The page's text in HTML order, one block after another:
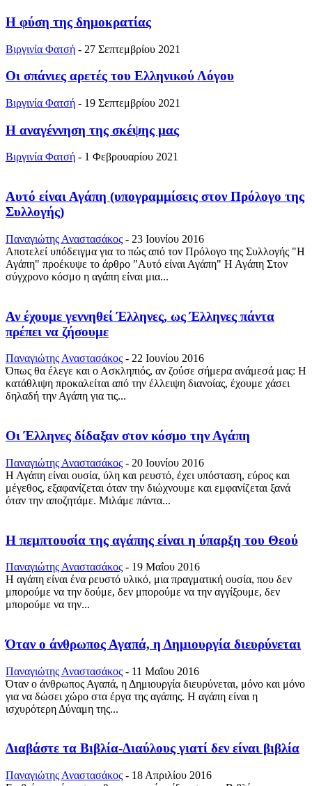
Η φύση της δημοκρατίας
Βιργινία Φατσή - 27 Σεπτεμβρίου 2021
Οι σπάνιες αρετές του Ελληνικού Λόγου
Βιργινία Φατσή - 19 Σεπτεμβρίου 2021
Η αναγέννηση της σκέψης μας
Βιργινία Φατσή - 1 Φεβρουαρίου 2021
Αυτό είναι Αγάπη (υπογραμμίσεις στον Πρόλογο της
Συλλογής)
Παναγιώτης Αναστασάκος - 23 Ιουνίου 2016
Αποτελεί υπόδειγμα για το πώς από τον Πρόλογο της Συλλογής "Η
Αγάπη" προέκυψε το άρθρο "Αυτό είναι Αγάπη" Η Αγάπη Στον
σύγχρονο κόσμο η αγάπη είναι μια...
Αν έχουμε γεννηθεί Έλληνες, ως Έλληνες πάντα
πρέπει να ζήσουμε
Παναγιώτης Αναστασάκος - 22 Ιουνίου 2016
Όπως θα έλεγε και ο Ασκληπιός, αν ζούσε σήμερα ανάμεσά μας: Η
κατάθλιψη προκαλείται από την έλλειψη διανοίας, έχουμε χάσει
δηλαδή την Αγάπη για τις...
Οι Έλληνες δίδαξαν στον κόσμο την Αγάπη
Παναγιώτης Αναστασάκος - 20 Ιουνίου 2016
Η Αγάπη είναι ουσία, ύλη και ρευστό, έχει υπόσταση, εύρος και
μέγεθος, εξαφανίζεται όταν την διώχνουμε και εμφανίζεται ξανά
όταν την αποζητάμε. Μιλάμε πάντα...
Η πεμπτουσία της αγάπης είναι η ύπαρξη του Θεού
Παναγιώτης Αναστασάκος - 19 Μαΐου 2016
Η αγάπη είναι ένα ρευστό υλικό, μια πραγματική ουσία, που δεν
μπορούμε να την δούμε, δεν μπορούμε να την αγγίξουμε, δεν
μπορούμε να την...
Όταν ο άνθρωπος Αγαπά, η Δημιουργία διευρύνεται
Παναγιώτης Αναστασάκος - 11 Μαΐου 2016
Όταν ο άνθρωπος Αγαπά, η Δημιουργία διευρύνεται, μόνο και μόνο
για να δώσει χώρο στα έργα της αγάπης. Η αγάπη είναι η
ισχυρότερη Δύναμη της...
Διαβάστε τα Βιβλία-Διαύλους γιατί δεν είναι βιβλία
Παναγιώτης Αναστασάκος - 18 Απριλίου 2016